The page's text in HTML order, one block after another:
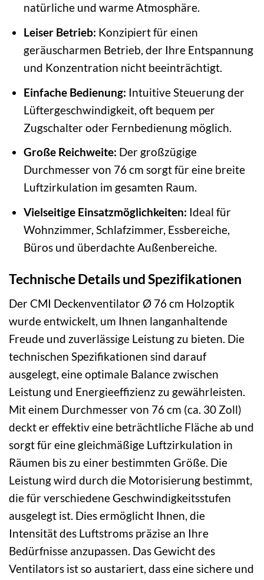
natürliche und warme Atmosphäre.
Leiser Betrieb: Konzipiert für einen
geräuscharmen Betrieb, der Ihre Entspannung
und Konzentration nicht beeinträchtigt.
Einfache Bedienung: Intuitive Steuerung der
Lüftergeschwindigkeit, oft bequem per
Zugschalter oder Fernbedienung möglich.
Große Reichweite: Der großzügige
Durchmesser von 76 cm sorgt für eine breite
Luftzirkulation im gesamten Raum.
Vielseitige Einsatzmöglichkeiten: Ideal für
Wohnzimmer, Schlafzimmer, Essbereiche,
Büros und überdachte Außenbereiche.
Technische Details und Spezifikationen
Der CMI Deckenventilator Ø 76 cm Holzoptik
wurde entwickelt, um Ihnen langanhaltende
Freude und zuverlässige Leistung zu bieten. Die
technischen Spezifikationen sind darauf
ausgelegt, eine optimale Balance zwischen
Leistung und Energieeffizienz zu gewährleisten.
Mit einem Durchmesser von 76 cm (ca. 30 Zoll)
deckt er effektiv eine beträchtliche Fläche ab und
sorgt für eine gleichmäßige Luftzirkulation in
Räumen bis zu einer bestimmten Größe. Die
Leistung wird durch die Motorisierung bestimmt,
die für verschiedene Geschwindigkeitsstufen
ausgelegt ist. Dies ermöglicht Ihnen, die
Intensität des Luftstroms präzise an Ihre
Bedürfnisse anzupassen. Das Gewicht des
Ventilators ist so austariert, dass eine sichere und